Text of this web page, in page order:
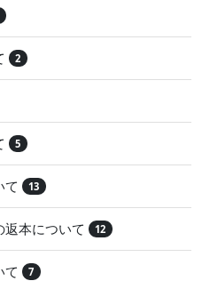
2
5
て 13
本について 12
て 7